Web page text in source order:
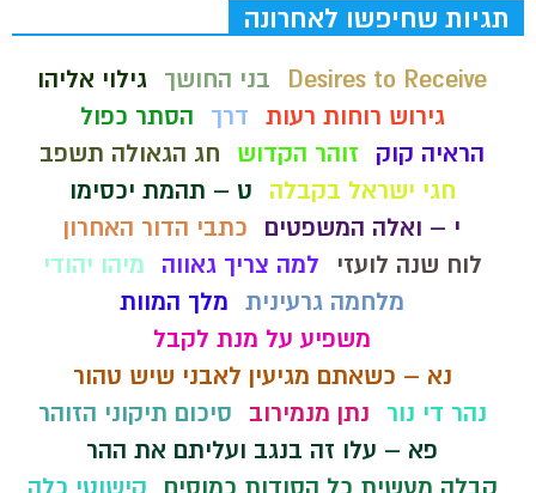
תגיות שחיפשו לאחרונה
Desires to Receive בני החושך גילוי אליהו
גירוש רוחות רעות דרך
הסתר כפול
הראיה קוק
זוהר הקדוש
חג הגאולה תשפב
חגי ישראל בקבלה
ט – תהמת יכסימו
י – ואלה המשפטים
כתבי הדור האחרון
לוח שנה לועזי
למה צריך גאווה
מיהו יהודי
מלחמה גרעינית מלך המוות
משפיע על מנת לקבל
נא – כשאתם מגיעין לאבני שיש טהור
נהר די נור
נתן מנמירוב
סיכום תיקוני הזוהר
פא – עלו זה בנגב ועליתם את ההר